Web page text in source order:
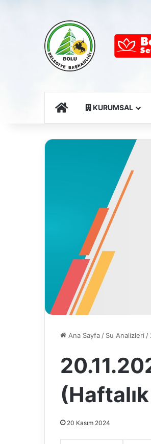
Ana SayfaKURUMSAL
Ana Sayfa/ Su Analizleri /
20 Kasım 2024